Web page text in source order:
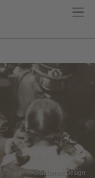
© Salamon Design